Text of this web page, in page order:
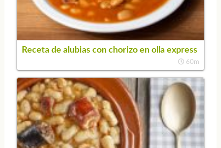
Receta de alubias con chorizo en olla express
60m